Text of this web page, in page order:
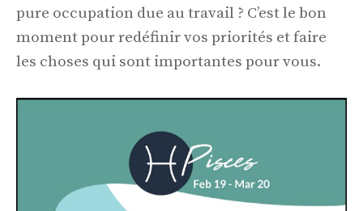
pure occupation due au travail ? C’est le bon
moment pour redéfinir vos priorités et faire
les choses qui sont importantes pour vous.